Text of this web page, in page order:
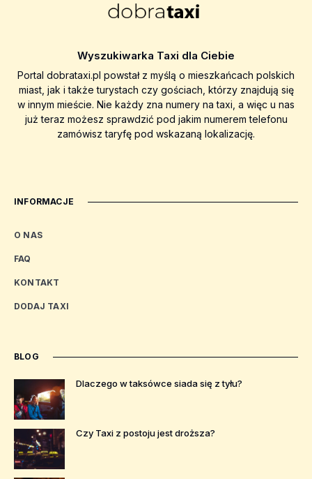
Wyszukiwarka Taxi dla Ciebie
Portal dobrataxi.pl powstał z myślą o mieszkańcach polskich
miast, jak i także turystach czy gościach, którzy znajdują się
w innym mieście. Nie każdy zna numery na taxi, a więc u nas
już teraz możesz sprawdzić pod jakim numerem telefonu
zamówisz taryfę pod wskazaną lokalizację.
INFORMACJE
O NAS
FAQ
KONTAKT
DODAJ TAXI
BLOG
Dlaczego w taksówce siada się z tyłu?
Czy Taxi z postoju jest droższa?